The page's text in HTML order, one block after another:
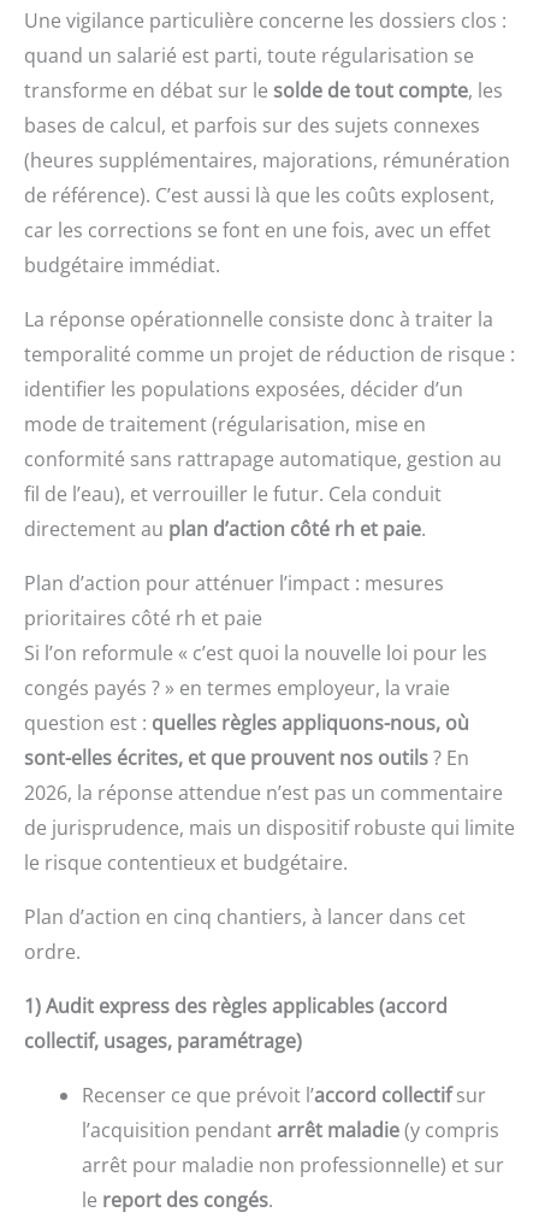
Une vigilance particulière concerne les dossiers clos :
quand un salarié est parti, toute régularisation se
transforme en débat sur le solde de tout compte, les
bases de calcul, et parfois sur des sujets connexes
(heures supplémentaires, majorations, rémunération
de référence). C’est aussi là que les coûts explosent,
car les corrections se font en une fois, avec un effet
budgétaire immédiat.
La réponse opérationnelle consiste donc à traiter la
temporalité comme un projet de réduction de risque :
identifier les populations exposées, décider d’un
mode de traitement (régularisation, mise en
conformité sans rattrapage automatique, gestion au
fil de l’eau), et verrouiller le futur. Cela conduit
directement au plan d’action côté rh et paie.
Plan d’action pour atténuer l’impact : mesures
prioritaires côté rh et paie
Si l’on reformule « c’est quoi la nouvelle loi pour les
congés payés ? » en termes employeur, la vraie
question est : quelles règles appliquons-nous, où
sont-elles écrites, et que prouvent nos outils? En
2026, la réponse attendue n’est pas un commentaire
de jurisprudence, mais un dispositif robuste qui limite
le risque contentieux et budgétaire.
Plan d’action en cinq chantiers, à lancer dans cet
ordre.
1) Audit express des règles applicables (accord
collectif, usages, paramétrage)
Recenser ce que prévoit l’accord collectifsur
l’acquisition pendantarrêt maladie(y compris
arrêt pour maladie non professionnelle) et sur
le report des congés.